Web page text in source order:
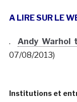
A LIRE SUR LE
.Andy Warhol
07/08/2013)
Institutions et